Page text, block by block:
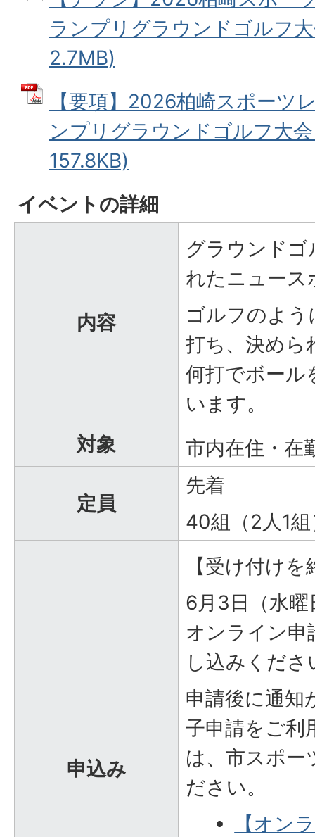
ランプリグラウンドゴルフ
2.7MB)
【要項】2026柏崎スポーツ
ンプリグラウンドゴルフ大
157.8KB)
イベントの詳細
内容
グラウンド
れたニュース
ゴルフのよ
打ち、決めら
何打でボール
います。
対象
市内在住・在
定員
先着
40組（2人1
申込み
【受け付け
6月3日（水
オンライン申
し込みくださ
申請後に通知
子申請をご利
は、市スポー
ださい。
【オン